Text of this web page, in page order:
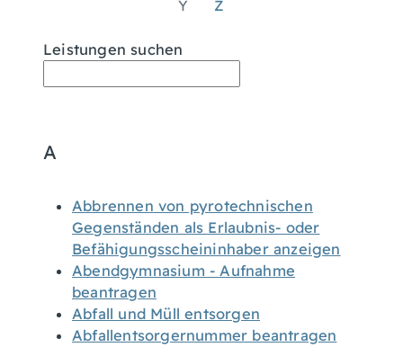
Y Z
Leistungen suchen
A
Abbrennen von pyrotechnischen
Gegenständen als Erlaubnis- oder
Befähigungsscheininhaber anzeigen
Abendgymnasium - Aufnahme
beantragen
Abfall und Müll entsorgen
Abfallentsorgernummer beantragen